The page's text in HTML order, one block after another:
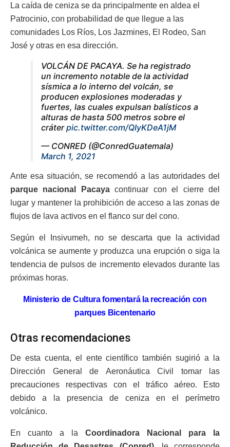
La caída de ceniza se da principalmente en aldea el
Patrocinio, con probabilidad de que llegue a las
comunidades Los Ríos, Los Jazmines, El Rodeo, San
José y otras en esa dirección.
VOLCÁN DE PACAYA. Se ha registrado
un incremento notable de la actividad
sísmica a lo interno del volcán, se
producen explosiones moderadas y
fuertes, las cuales expulsan balísticos a
alturas de hasta 500 metros sobre el
cráterpic.twitter.com/QIyKDeA1jM
— CONRED (@ConredGuatemala)
March 1, 2021
Ante esa situación, se recomendó a las autoridades del
parque nacional Pacayacontinuar con el cierre del
lugar y mantener la prohibición de acceso a las zonas de
flujos de lava activos en el flanco sur del cono.
Según el Insivumeh, no se descarta que la actividad
volcánica se aumente y produzca una erupción o siga la
tendencia de pulsos de incremento elevados durante las
próximas horas.
Ministerio de Cultura fomentará la recreación con
parques Bicentenario
Otras recomendaciones
De esta cuenta, el ente científico también sugirió a la
Dirección General de Aeronáutica Civil tomar las
precauciones respectivas con el tráfico aéreo. Esto
debido a la presencia de ceniza en el perímetro
volcánico.
En cuanto a la Coordinadora Nacional para la